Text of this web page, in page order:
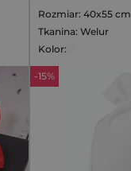
Rozmiar: 40x55 cm
Tkanina: Welur
Kolor:
-15%